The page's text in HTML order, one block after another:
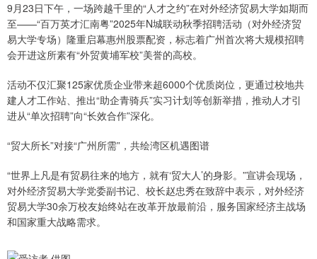
9月23日下午，一场跨越千里的“人才之约”在对外经济贸易大学如期而
至——“百万英才汇南粤”2025年N城联动秋季招聘活动（对外经济贸
易大学专场）隆重启幕惠州股票配资，标志着广州首次将大规模招聘
会开进这所素有“外贸黄埔军校”美誉的高校。
活动不仅汇聚125家优质企业带来超6000个优质岗位，更通过校地共
建人才工作站、推出“助企青骑兵”实习计划等创新举措，推动人才引
进从“单次招聘”向“长效合作”深化。
“贸大所长”对接“广州所需”，共绘湾区机遇图谱
“世界上凡是有贸易往来的地方，就有‘贸大人’的身影。”宣讲会现场，
对外经济贸易大学党委副书记、校长赵忠秀在致辞中表示，对外经济
贸易大学30余万校友始终站在改革开放最前沿，服务国家经济主战场
和国家重大战略需求。